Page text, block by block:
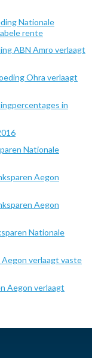
Nationale
rente
ABN Amro verlaagt
Ohra verlaagt
in
Nationale
Aegon
Aegon
Nationale
verlaagt vaste
Aegon verlaagt